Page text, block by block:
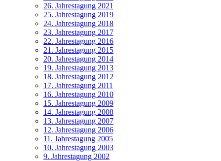
26. Jahrestagung 2021
25. Jahrestagung 2019
24. Jahrestagung 2018
23. Jahrestagung 2017
22. Jahrestagung 2016
21. Jahrestagung 2015
20. Jahrestagung 2014
19. Jahrestagung 2013
18. Jahrestagung 2012
17. Jahrestagung 2011
16. Jahrestagung 2010
15. Jahrestagung 2009
14. Jahrestagung 2008
13. Jahrestagung 2007
12. Jahrestagung 2006
11. Jahrestagung 2005
10. Jahrestagung 2003
9. Jahrestagung 2002